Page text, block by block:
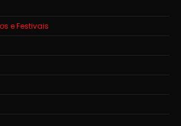
e Festivais